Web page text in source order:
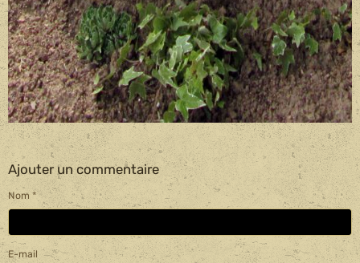
Ajouter un commentaire
Nom
E-mail